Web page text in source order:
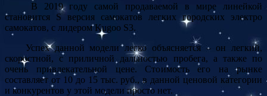
В 2019 году самой продаваемой в мире линейкой
становится S версия самокатов легких городских электро
самокатов, с лидером Kugoo S3.
Успех данной модели легко объясняется – он легкий,
скоростной, с приличной дальностью пробега, а также по
очень привлекательной цене. Стоимость его на рынке
составляет от 10 до 15 тыс. руб., в данной ценовой категории
и конкурентов у этой модели просто нет.